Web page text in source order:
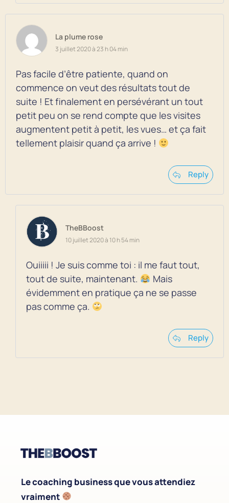
La plume rose
3 juillet 2020 à 23 h 04 min
Pas facile d’être patiente, quand on
commence on veut des résultats tout de
suite ! Et finalement en persévérant un tout
petit peu on se rend compte que les visites
augmentent petit à petit, les vues… et ça fait
tellement plaisir quand ça arrive !
Reply
TheBBoost
10 juillet 2020 à 10 h 54 min
Ouiiiii ! Je suis comme toi : il me faut tout,
tout de suite, maintenant.
Mais
évidemment en pratique ça ne se passe
pas comme ça.
Reply
Le coaching business que vous attendiez
vraiment